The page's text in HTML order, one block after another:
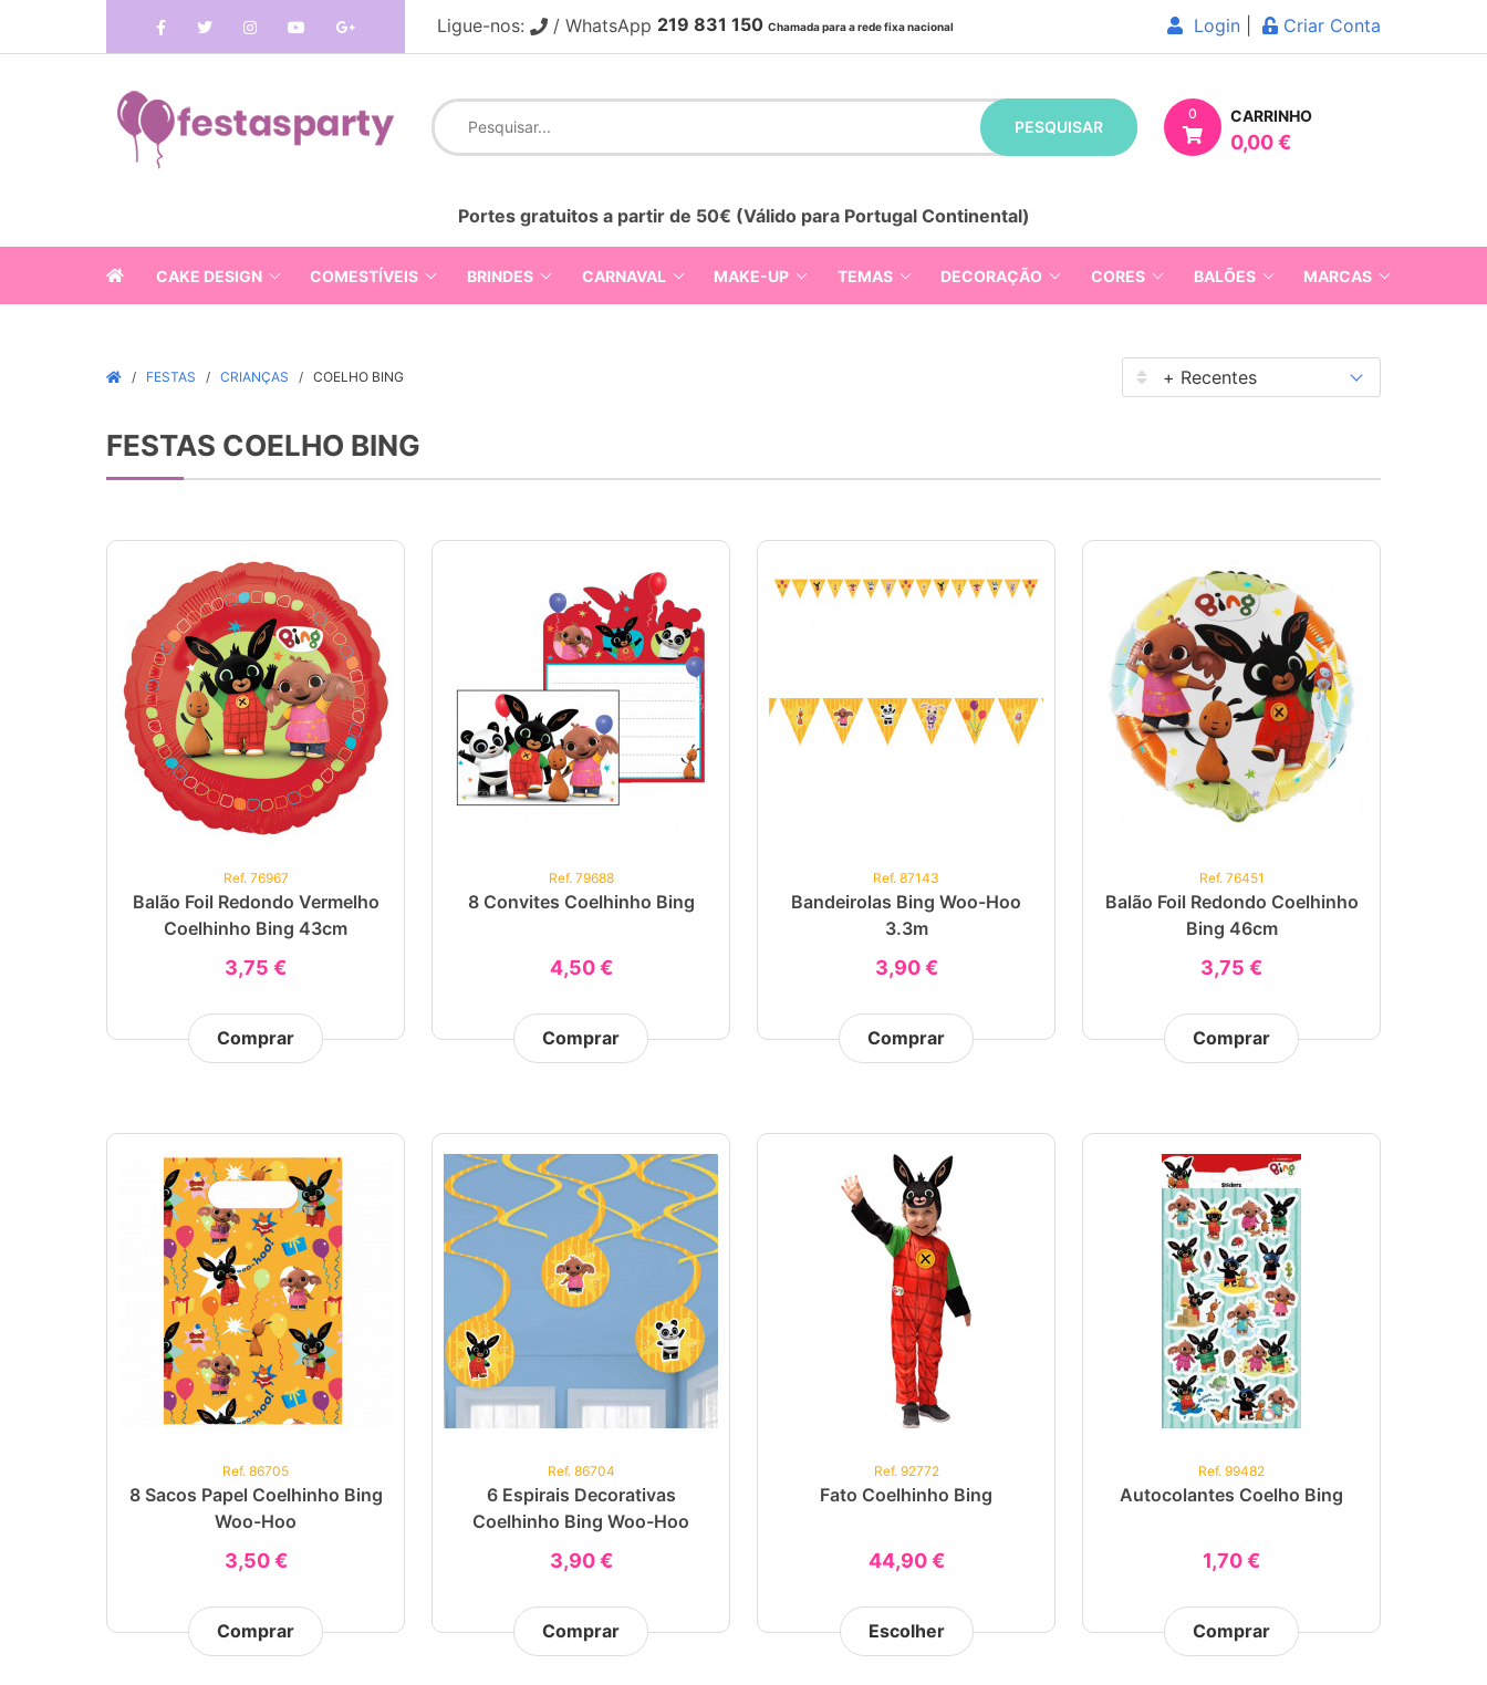
Ligue-nos: / WhatsApp 219 831 150 Chamada para a rede fixa nacional Login Criar Conta
PESQUISAR
0 CARRINHO
0,00 €
Portes gratuitos a partir de 50€ (Válido para Portugal Continental)
CAKE DESIGN COMESTÍVEIS BRINDES CARNAVAL MAKE-UP TEMAS DECORAÇÃO CORES BALÕES MARCAS
FESTAS CRIANÇAS COELHO BING
FESTAS COELHO BING
Ref. 76967
Balão Foil Redondo Vermelho
Coelhinho Bing 43cm
3,75 €
Comprar
Ref. 79688
8 Convites Coelhinho Bing
4,50 €
Comprar
Ref. 87143
Bandeirolas Bing Woo-Hoo
3.3m
3,90 €
Comprar
Ref. 76451
Balão Foil Redondo Coelhinho
Bing 46cm
3,75 €
Comprar
Ref. 86705
8 Sacos Papel Coelhinho Bing
Woo-Hoo
3,50 €
Comprar
Ref. 86704
6 Espirais Decorativas
Coelhinho Bing Woo-Hoo
3,90 €
Comprar
Ref. 92772
Fato Coelhinho Bing
44,90 €
Escolher
Ref. 99482
Autocolantes Coelho Bing
1,70 €
Comprar